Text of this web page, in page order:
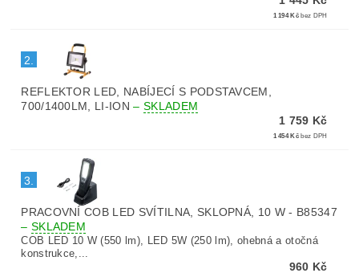
1 194 Kč bez DPH
2.
REFLEKTOR LED, NABÍJECÍ S PODSTAVCEM,
700/1400LM, LI-ION– SKLADEM
1 759 Kč
1 454 Kč bez DPH
3.
PRACOVNÍ COB LED SVÍTILNA, SKLOPNÁ, 10 W - B85347
– SKLADEM
COB LED 10 W (550 lm), LED 5W (250 lm), ohebná a otočná
konstrukce,...
960 Kč